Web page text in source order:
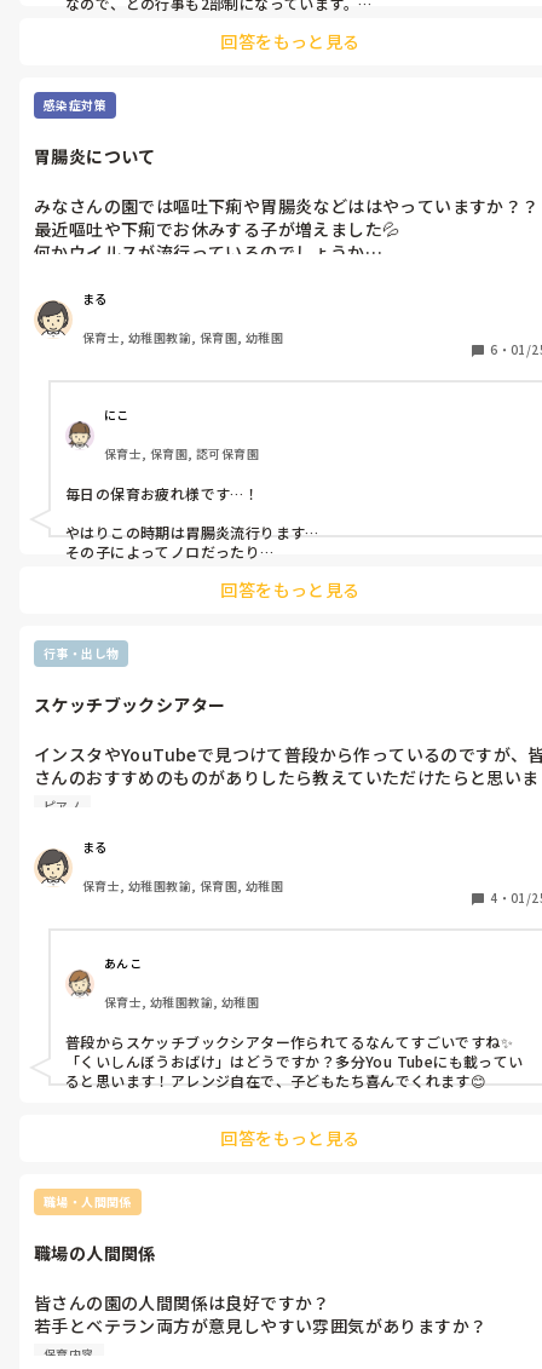
豆まきについてですが、3～5歳児は落花生で行いますが、0～2歳児
回答をもっと見る
感染症対策
胃腸炎について
みなさんの園では嘔吐下痢や胃腸炎などははやっていますか？？
最近嘔吐や下痢でお休みする子が増えました💦
何かウイルスが流行っているのでしょうか…
まる
保育士, 幼稚園教諭, 保育園, 幼稚園
6 ・ 01/
にこ
保育士, 保育園, 認可保育園
毎日の保育お疲れ様です…！
やはりこの時期は胃腸炎流行ります…
その子によってノロだったり
回答をもっと見る
行事・出し物
スケッチブックシアター
インスタやYouTubeで見つけて普段から作っているのですが、
さんのおすすめのものがありしたら教えていただけたらと思いま
す！
すでに作ってあるもの
⭐︎やさいのうた
⭐︎ペンギンマークの百貨店
⭐︎どんぐりころころ
ピアノ
まる
保育士, 幼稚園教諭, 保育園, 幼稚園
4 ・ 01/
あんこ
保育士, 幼稚園教諭, 幼稚園
普段からスケッチブックシアター作られてるなんてすごいですね✨
「くいしんぼうおばけ」はどうですか？多分You Tubeにも載ってい
ると思います！アレンジ自在で、子どもたち喜んでくれます😊
回答をもっと見る
職場・人間関係
職場の人間関係
皆さんの園の人間関係は良好ですか？
若手とベテラン両方が意見しやすい雰囲気がありますか？
私の園では、ベテランの威圧的な雰囲気で若手が意見を言えませ
保育内容